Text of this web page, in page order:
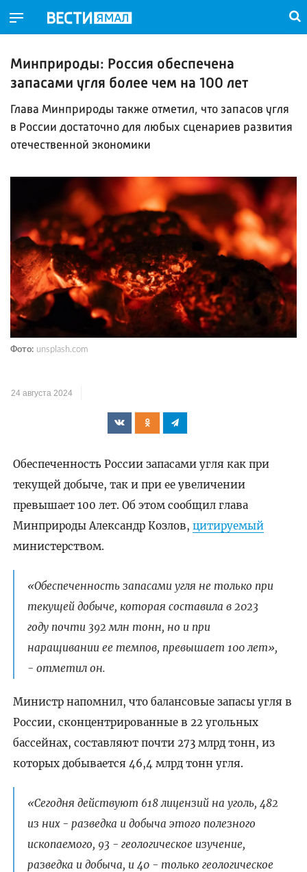
Минприроды: Россия обеспечена
запасами угля более чем на 100 лет
Глава Минприроды также отметил, что запасов угля
в России достаточно для любых сценариев развития
отечественной экономики
Фото: unsplash.com
24 августа 2024
Обеспеченность России запасами угля как при
текущей добыче, так и при ее увеличении
превышает 100 лет. Об этом сообщил глава
Минприроды Александр Козлов, цитируемый
министерством.
«Обеспеченность запасами угля не только при
текущей добыче, которая составила в 2023
году почти 392 млн тонн, но и при
наращивании ее темпов, превышает 100 лет»,
- отметил он.
Министр напомнил, что балансовые запасы угля в
России, сконцентрированные в 22 угольных
бассейнах, составляют почти 273 млрд тонн, из
которых добывается 46,4 млрд тонн угля.
«Сегодня действуют 618 лицензий на уголь, 482
из них - разведка и добыча этого полезного
ископаемого, 93 - геологическое изучение,
разведка и добыча, и 40 - только геологическое